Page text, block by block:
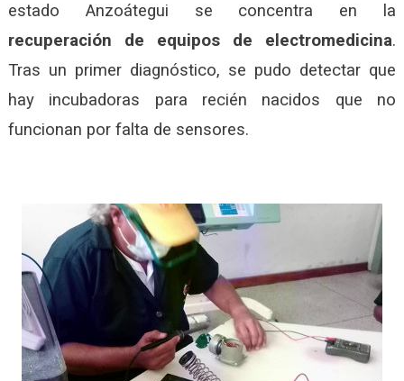
estado Anzoátegui se concentra en la
recuperación de equipos de electromedicina.
Tras un primer diagnóstico, se pudo detectar que
hay incubadoras para recién nacidos que no
funcionan por falta de sensores.